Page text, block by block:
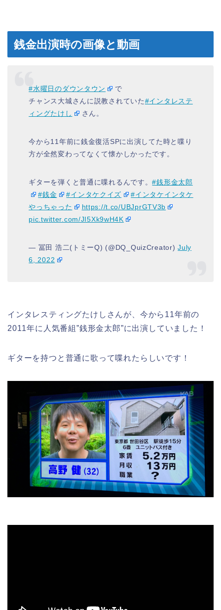
銭金出演時の画像と動画
#水曜日のダウンタウン
で
チャンス大城さんに説教されていた#インタレステ
ィングたけし
さん。
今から11年前に銭金復活SPに出演してた時と喋り
方が全然変わってなくて懐かしかったです。
ギターを弾くと普通に喋れるんです。#銭形金太郎
#銭金
#インタケクイズ
#インタケインタケ
やっちゃった
https://t.co/UBJprGTV3b
pic.twitter.com/JI5Xk9wH4K
— 冨田 浩二(トミーQ) (@DQ_QuizCreator)July
6, 2022
インタレスティングたけしさんが、今から11年前の
2011年に人気番組”銭形金太郎”に出演していました！
ギターを持つと普通に歌って喋れたらしいです！